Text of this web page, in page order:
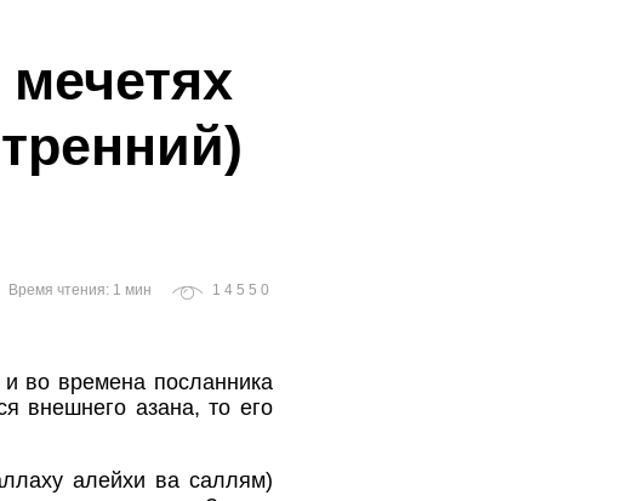
Время чтения: 1 мин 14550
во времена посланника
внешнего азана, то его
алейхи ва саллям)